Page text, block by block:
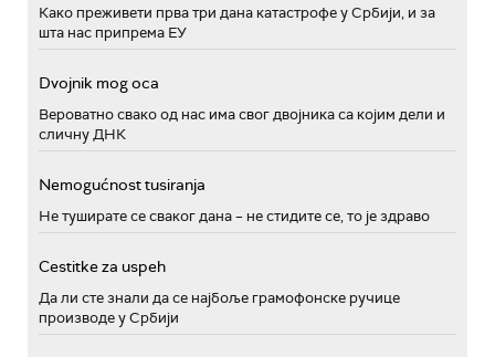
Како преживети прва три дана катастрофе у Србији, и за
шта нас припрема ЕУ
Dvojnik mog oca
Вероватно свако од нас има свог двојника са којим дели и
сличну ДНК
Nemogućnost tusiranja
Не туширате се сваког дана – не стидите се, то је здраво
Cestitke za uspeh
Да ли сте знали да се најбоље грамофонске ручице
производе у Србији